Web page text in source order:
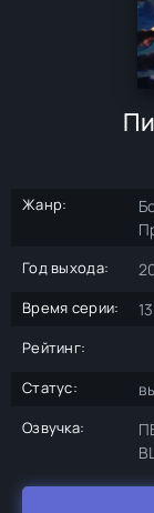
Жанр:
Год выхода:
Время серии:
Рейтинг:
Статус:
Озвучка: